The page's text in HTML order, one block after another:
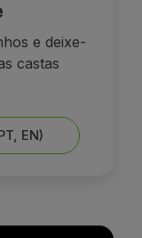
e deixe-
castas
EN)